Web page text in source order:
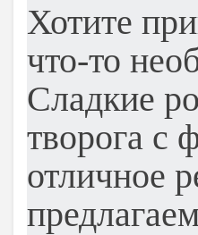
Хотите
что-то
Сладкие
творога с
отличное